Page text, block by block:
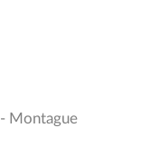
- Montague